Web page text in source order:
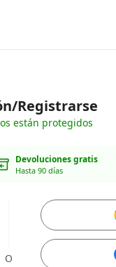
Registrarse
están protegidos
Devoluciones gratis
Hasta 90 días
O